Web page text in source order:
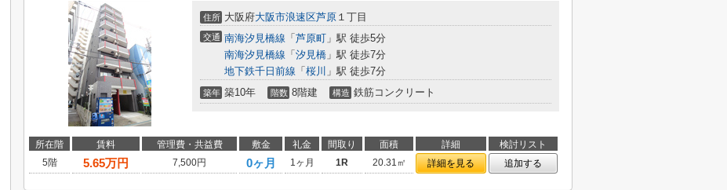
住所 大阪府大阪市浪速区芦原 １丁目
交通 南海汐見橋線 「 芦原町 」駅 徒歩5分
南海汐見橋線 「 汐見橋 」駅 徒歩7分
地下鉄千日前線 「 桜川 」駅 徒歩7分
築年 築10年 階数 8階建 構造 鉄筋コンクリート
所在階 賃料 管理費・共益費 敷金 礼金 間取り 面積 詳細
検討リスト
5階
5.65万円 7,500円 0ヶ月 1ヶ月 1R 20.31㎡ 詳細を見る 追加する